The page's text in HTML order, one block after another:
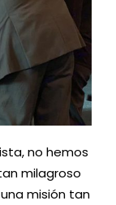
no hemos
milagroso
misión tan